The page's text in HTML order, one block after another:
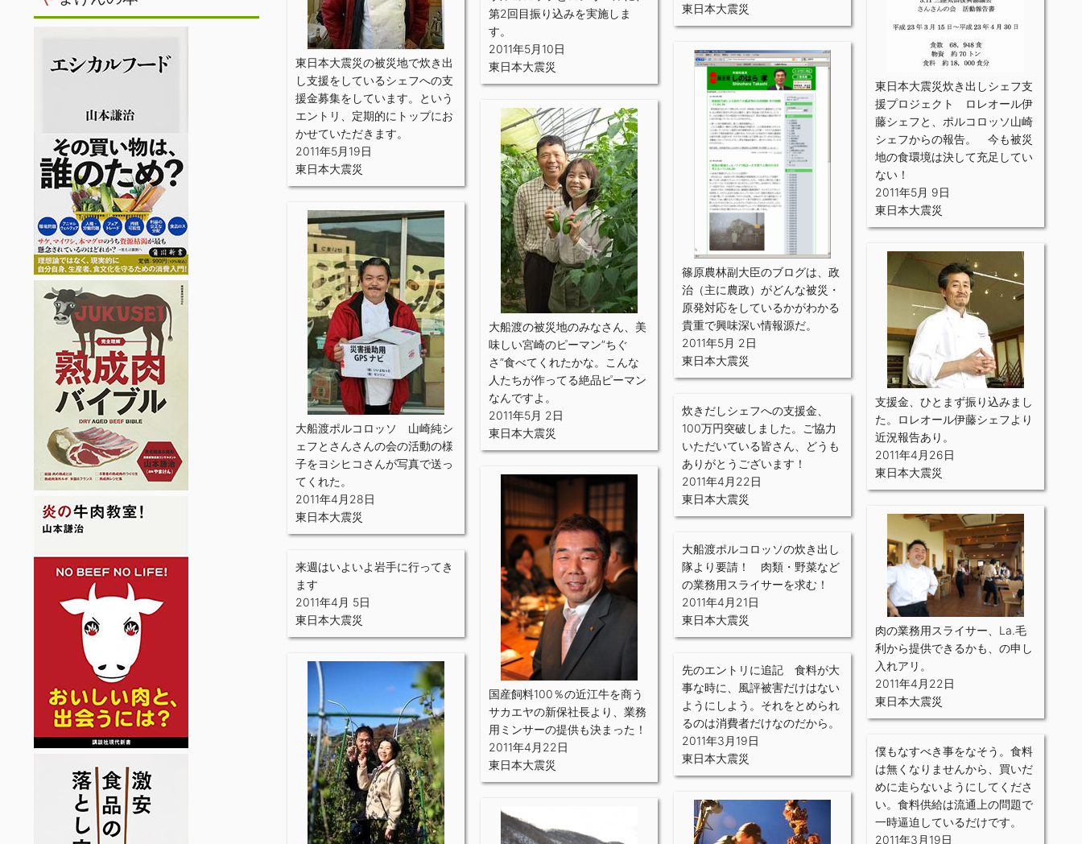
東日本大震災の被災地で炊き出
し支援をしているシェフへの支
援金募集をしています。という
エントリ、定期的にトップにお
かせていただきます。
2011年5月19日
東日本大震災
東日本大震災
第2回目振り込みを実施しま
す。
2011年5月10日
東日本大震災
東日本大震災炊き出しシェフ支
援プロジェクト ロレオール伊
藤シェフと、ポルコロッソ山崎
シェフからの報告。 今も被災
地の食環境は決して充足してい
ない！
2011年5月 9日
東日本大震災
篠原農林副大臣のブログは、政
治（主に農政）がどんな被災・
原発対応をしているかがわかる
貴重で興味深い情報源だ。
2011年5月 2日
東日本大震災
大船渡の被災地のみなさん、美
味しい宮崎のピーマン”ちぐ
さ”食べてくれたかな。こんな
人たちが作ってる絶品ピーマン
なんですよ。
2011年5月 2日
東日本大震災
大船渡ポルコロッソ 山崎純シ
ェフとさんさんの会の活動の様
子をヨシヒコさんが写真で送っ
てくれた。
2011年4月28日
東日本大震災
支援金、ひとまず振り込みまし
た。ロレオール伊藤シェフより
近況報告あり。
2011年4月26日
東日本大震災
炊きだしシェフへの支援金、
100万円突破しました。ご協力
いただいている皆さん、どうも
ありがとうございます！
2011年4月22日
東日本大震災
国産飼料100％の近江牛を商う
サカエヤの新保社長より、業務
用ミンサーの提供も決まった！
2011年4月22日
東日本大震災
肉の業務用スライサー、La.毛
利から提供できるかも、の申し
入れアリ。
2011年4月22日
東日本大震災
大船渡ポルコロッソの炊き出し
隊より要請！ 肉類・野菜など
の業務用スライサーを求む！
2011年4月21日
東日本大震災
来週はいよいよ岩手に行ってき
ます
2011年4月 5日
東日本大震災
先のエントリに追記 食料が大
事な時に、風評被害だけはない
ようにしよう。それをとめられ
るのは消費者だけなのだから。
2011年3月19日
東日本大震災
僕もなすべき事をなそう。食料
は無くなりませんから、買いだ
めに走らないようにしてくださ
い。食料供給は流通上の問題で
一時逼迫しているだけです。
2011年3月19日